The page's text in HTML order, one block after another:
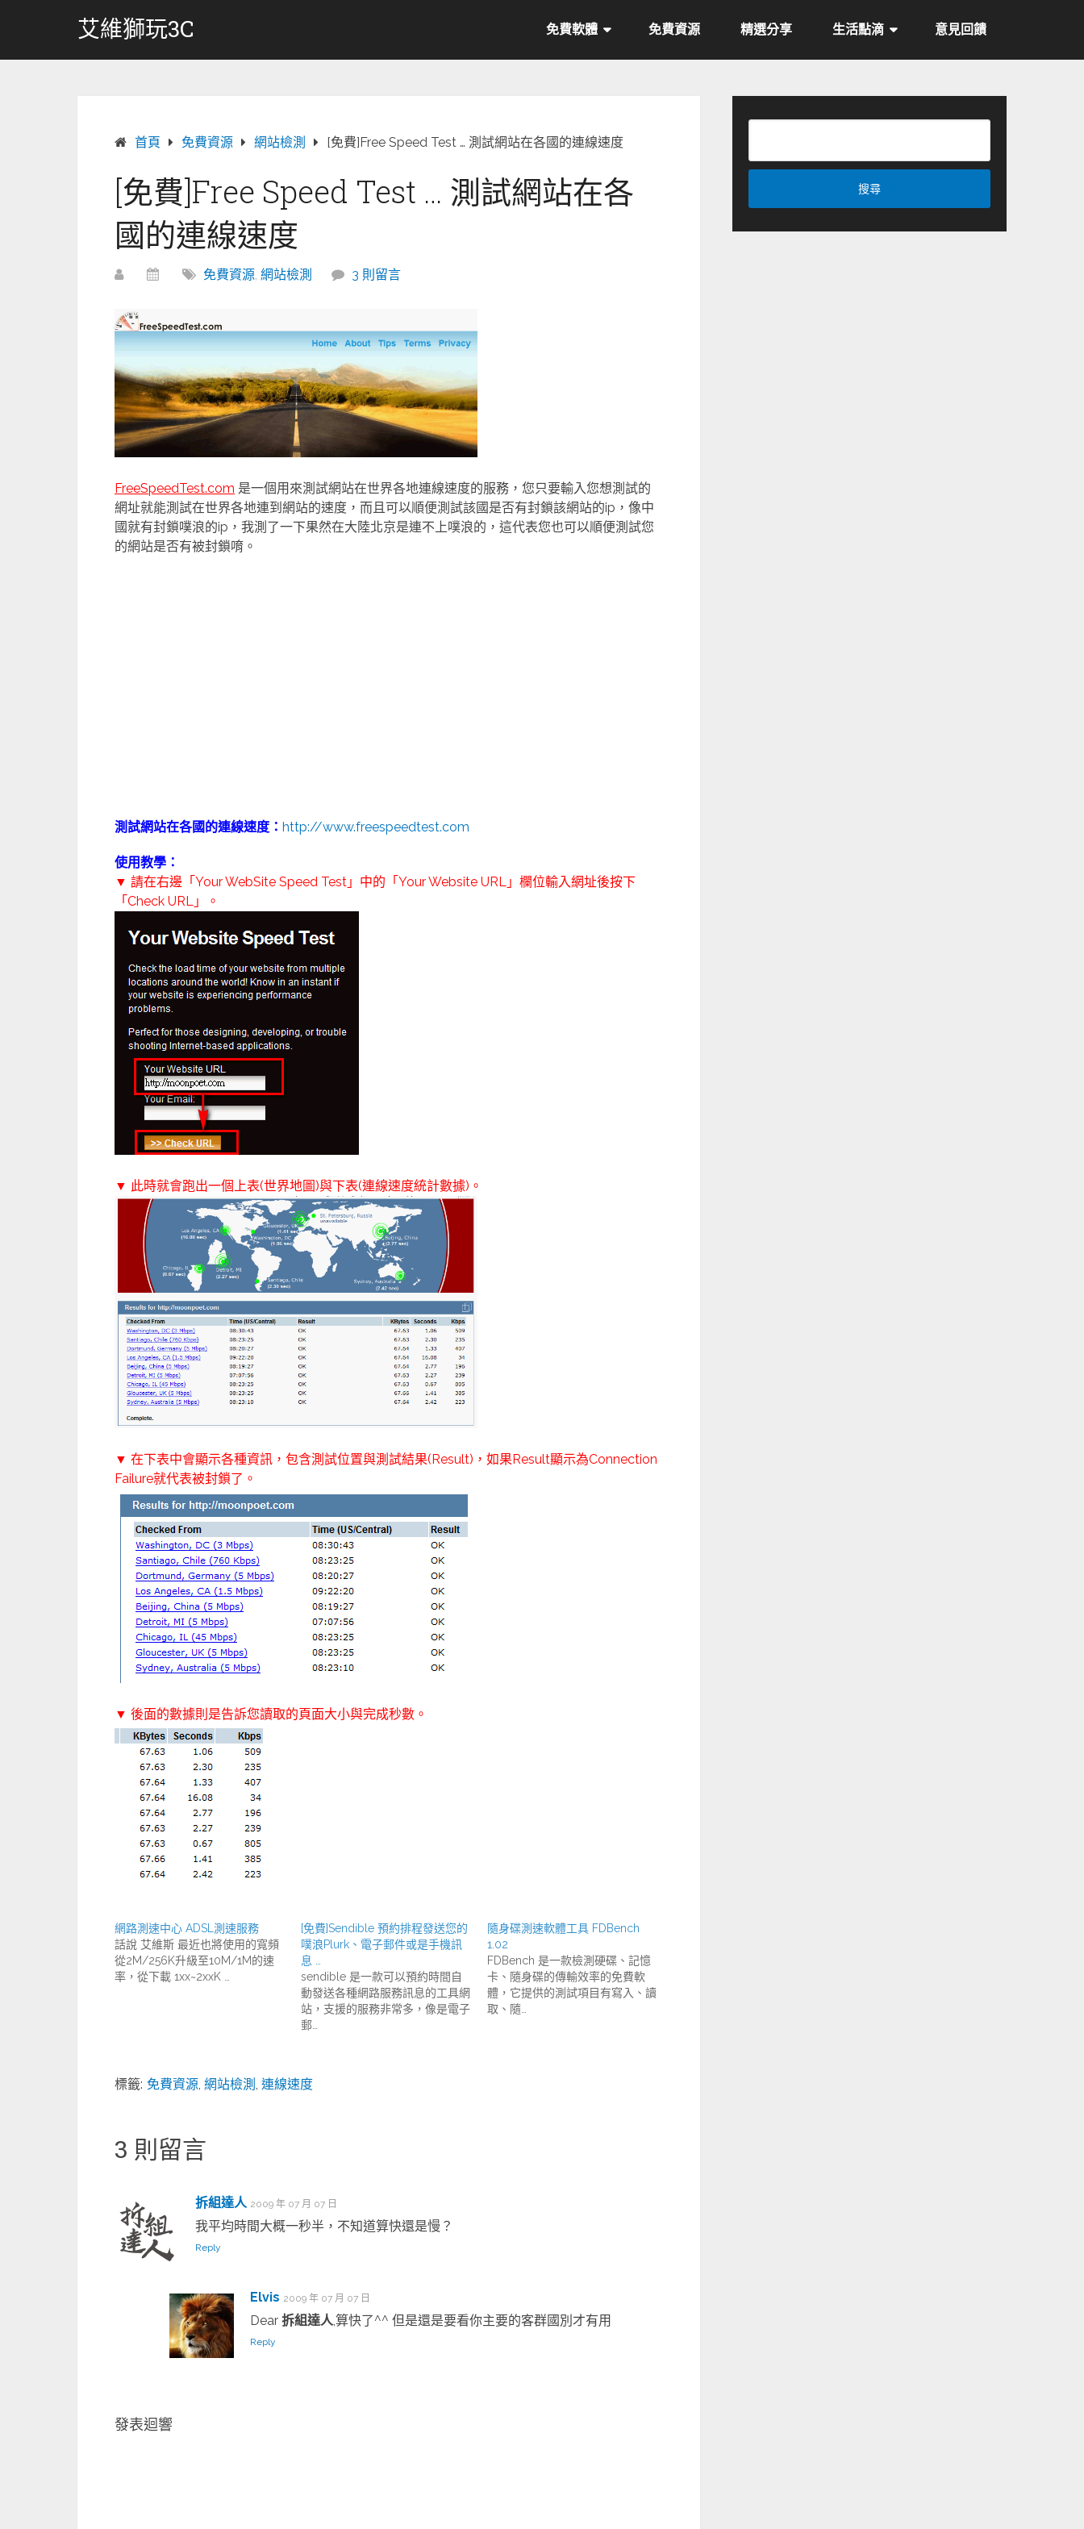
艾維獅玩3C 免費軟體 免費資源 精選分享 生活點滴 意見回饋
首頁 免費資源 網站檢測 [免費]Free Speed Test … 測試網站在各國的連線速度
[免費]Free Speed Test … 測試網站在各
國的連線速度
免費資源, 網站檢測 3 則留言
FreeSpeedTest.com 是一個用來測試網站在世界各地連線速度的服務，您只要輸入您想測試的
網址就能測試在世界各地連到網站的速度，而且可以順便測試該國是否有封鎖該網站的ip，像中
國就有封鎖噗浪的ip，我測了一下果然在大陸北京是連不上噗浪的，這代表您也可以順便測試您
的網站是否有被封鎖唷。
測試網站在各國的連線速度： http://www.freespeedtest.com
使用教學：
▼ 請在右邊「Your WebSite Speed Test」中的「Your Website URL」欄位輸入網址後按下
「Check URL」。
▼ 此時就會跑出一個上表(世界地圖)與下表(連線速度統計數據)。
▼ 在下表中會顯示各種資訊，包含測試位置與測試結果(Result)，如果Result顯示為Connection
Failure就代表被封鎖了。
▼ 後面的數據則是告訴您讀取的頁面大小與完成秒數。
網路測速中心 ADSL測速服務
話說 艾維斯 最近也將使用的寬頻
從2M/256K升級至10M/1M的速
率，從下載 1xx~2xxK …
[免費]Sendible 預約排程發送您的
噗浪Plurk、電子郵件或是手機訊
息 …
sendible 是一款可以預約時間自
動發送各種網路服務訊息的工具網
站，支援的服務非常多，像是電子
郵…
隨身碟測速軟體工具 FDBench
1.02
FDBench 是一款檢測硬碟、記憶
卡、隨身碟的傳輸效率的免費軟
體，它提供的測試項目有寫入、讀
取、隨…
標籤: 免費資源 網站檢測 連線速度
3 則留言
拆組達人 2009 年 07 月 07 日
我平均時間大概一秒半，不知道算快還是慢？
Reply
Elvis 2009 年 07 月 07 日
Dear 拆組達人 ,算快了^^ 但是還是要看你主要的客群國別才有用
Reply
發表迴響